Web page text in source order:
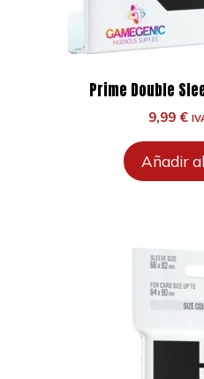
Prime Double
9,99 €
Añadir